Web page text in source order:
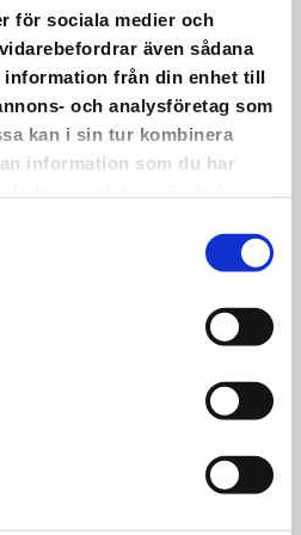
för sociala medier och
även sådana
information från din enhet till
och analysföretag som
kan i sin tur kombinera
information som du har